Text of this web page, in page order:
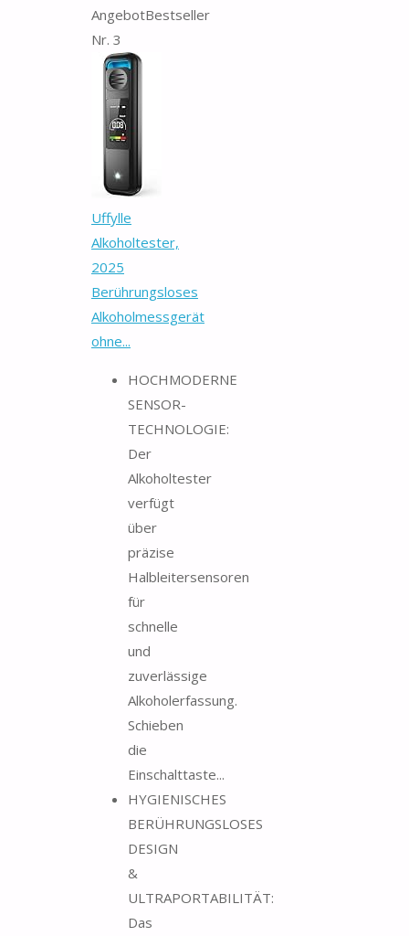
AngebotBestseller
Nr. 3
Uffylle
Alkoholtester,
2025
Berührungsloses
Alkoholmessgerät
ohne...
HOCHMODERNE
SENSOR-
TECHNOLOGIE:
Der
Alkoholtester
verfügt
über
präzise
Halbleitersensoren
für
schnelle
und
zuverlässige
Alkoholerfassung.
Schieben
die
Einschalttaste...
HYGIENISCHES
BERÜHRUNGSLOSES
DESIGN
&
ULTRAPORTABILITÄT:
Das